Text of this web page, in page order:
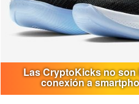
Las CryptoKicks no
conexión a